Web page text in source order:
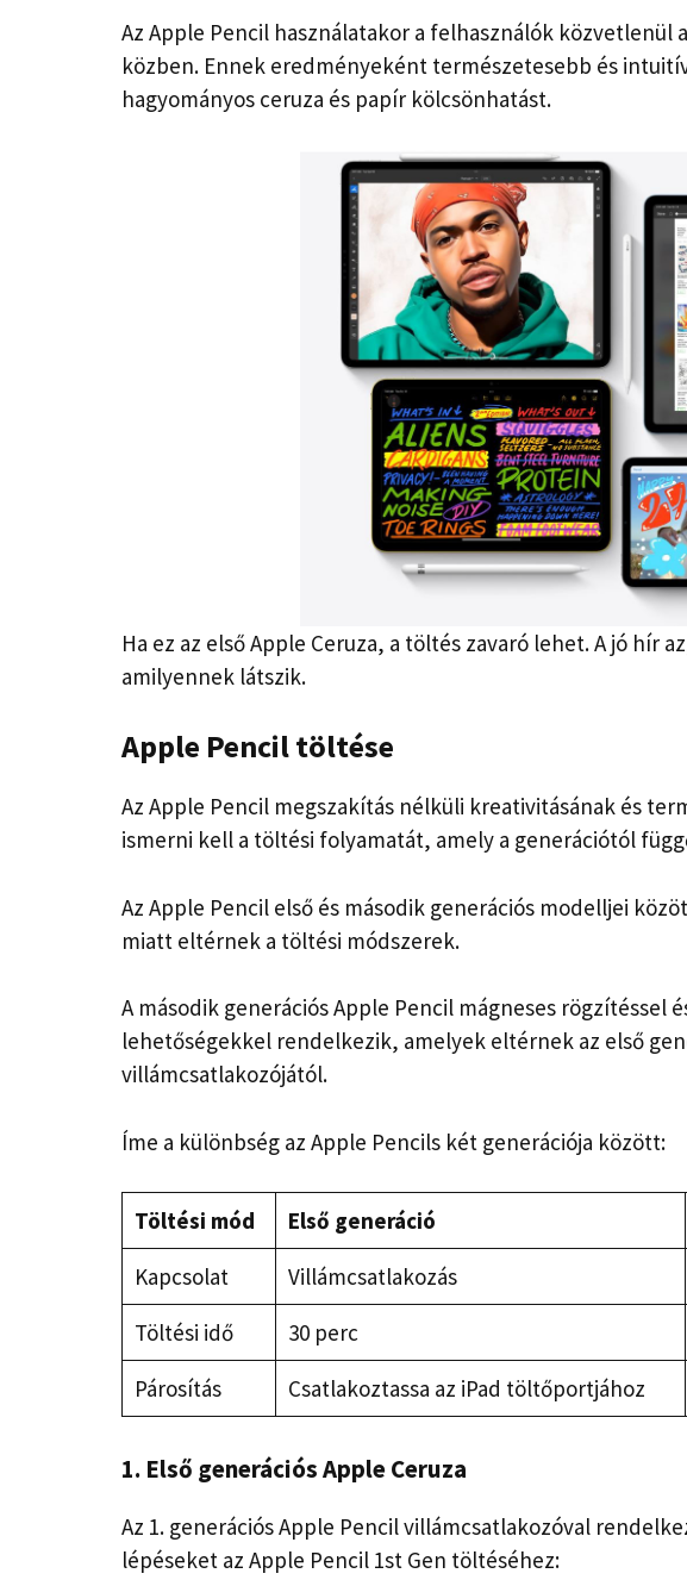
Az Apple Pencil használatakor a felhasználók közvetlenül
közben. Ennek eredményeként természetesebb és
hagyományos ceruza és papír kölcsönhatást.
Ha ez az első Apple Ceruza, a töltés zavaró lehet. A jó hír
amilyennek látszik.
Apple Pencil töltése
Az Apple Pencil megszakítás nélküli kreativitásának és
ismerni kell a töltési folyamatát, amely a generációtól
Az Apple Pencil első és második generációs modelljei
miatt eltérnek a töltési módszerek.
A második generációs Apple Pencil mágneses rögzítéssel
lehetőségekkel rendelkezik, amelyek eltérnek az első
villámcsatlakozójától.
Íme a különbség az Apple Pencils két generációja között:
Töltési mód Első generáció
Kapcsolat
Villámcsatlakozás
Töltési idő
30 perc
Párosítás
Csatlakoztassa az iPad töltőportjához
1. Első generációs Apple Ceruza
Az 1. generációs Apple Pencil villámcsatlakozóval
lépéseket az Apple Pencil 1st Gen töltéséhez: